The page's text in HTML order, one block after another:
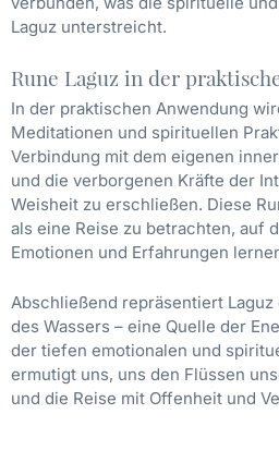
Laguz unterstreicht.
Rune Laguz in der
In der praktischen Anwendung
Meditationen und spirituellen
Verbindung mit dem eigenen
und die verborgenen Kräfte der
Weisheit zu erschließen. Diese
als eine Reise zu betrachten, auf
Emotionen und Erfahrungen
Abschließend repräsentiert
des Wassers – eine Quelle der
der tiefen emotionalen und
ermutigt uns, uns den Flüssen
und die Reise mit Offenheit und